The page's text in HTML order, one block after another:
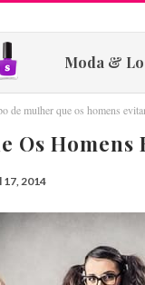
Moda &
de mulher que os homens
Os Homens
17, 2014